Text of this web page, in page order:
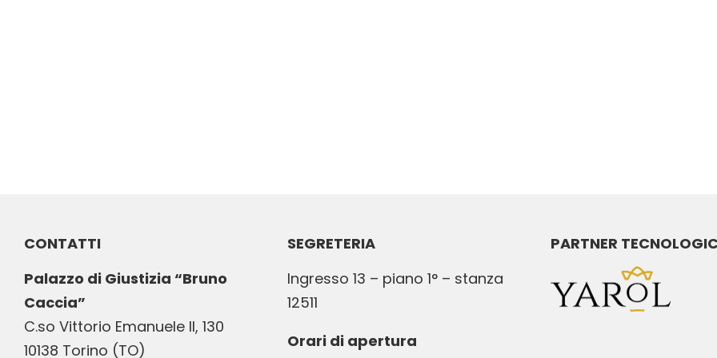
CONTATTI
Palazzo di Giustizia “Bruno
Caccia”
C.so Vittorio Emanuele II, 130
10138 Torino (TO)
SEGRETERIA
Ingresso 13 – piano 1° – stanza
12511
Orari di apertura
PARTNER